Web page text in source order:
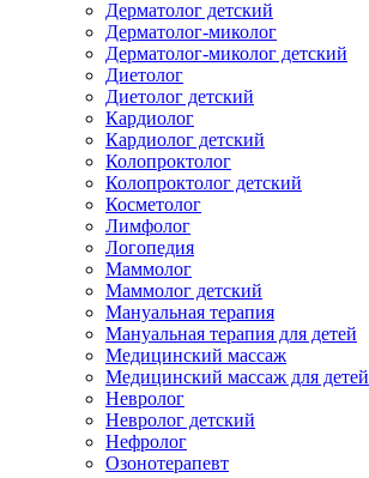
Дерматолог детский
Дерматолог-миколог
Дерматолог-миколог детский
Диетолог
Диетолог детский
Кардиолог
Кардиолог детский
Колопроктолог
Колопроктолог детский
Косметолог
Лимфолог
Логопедия
Маммолог
Маммолог детский
Мануальная терапия
Мануальная терапия для детей
Медицинский массаж
Медицинский массаж для детей
Невролог
Невролог детский
Нефролог
Озонотерапевт